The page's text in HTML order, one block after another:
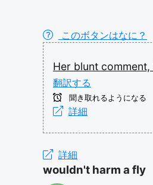
このボタンはなに？
Her blunt comment,
翻訳する
聞き取れるようになる
詳細
詳細
wouldn't harm a fly